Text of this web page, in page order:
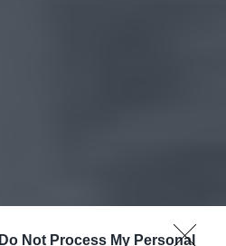
Do Not Process My Personal